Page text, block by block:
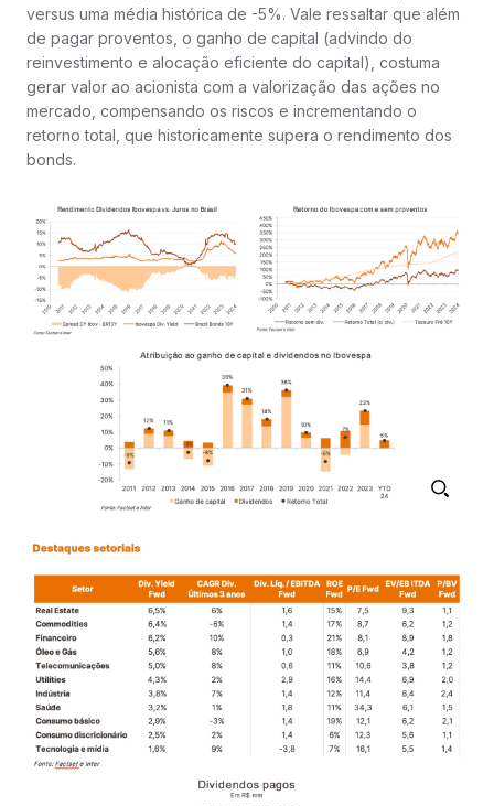
versus uma média histórica de -5%. Vale ressaltar que além
de pagar proventos, o ganho de capital (advindo do
reinvestimento e alocação eficiente do capital), costuma
gerar valor ao acionista com a valorização das ações no
mercado, compensando os riscos e incrementando o
retorno total, que historicamente supera o rendimento dos
bonds.